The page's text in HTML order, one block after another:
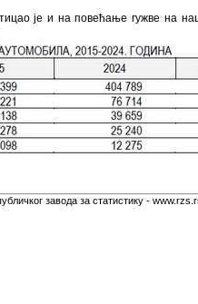
је и на повећање гужве на
завода за статистику -